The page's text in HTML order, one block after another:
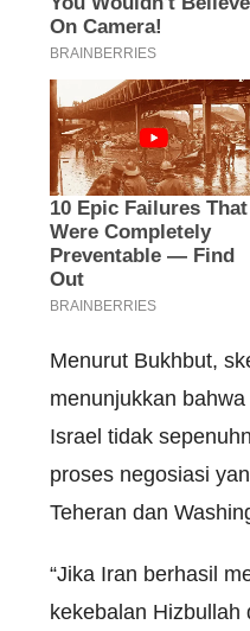
Menurut Bukhbut,
menunjukkan
Israel tidak
proses negosiasi
Teheran dan
“Jika Iran berhasil
kekebalan Hizbullah